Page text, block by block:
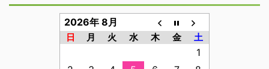
2026年 8月
日 月 火 水 木 金 土
1